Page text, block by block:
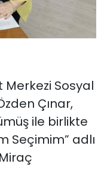
Merkezi Sosyal
Çınar,
ile birlikte
Seçimim” adlı